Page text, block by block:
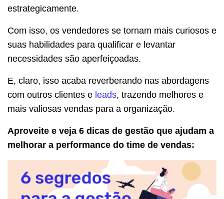
estrategicamente.
Com isso, os vendedores se tornam mais curiosos e
suas habilidades para qualificar e levantar
necessidades são aperfeiçoadas.
E, claro, isso acaba reverberando nas abordagens
com outros clientes e leads, trazendo melhores e
mais valiosas vendas para a organização.
Aproveite e veja 6 dicas de gestão que ajudam a
melhorar a performance do time de vendas: